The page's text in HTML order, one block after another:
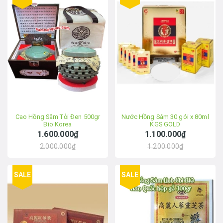
Cao Hồng Sâm Tỏi Đen 500gr
Bio Korea
1.600.000₫
2.000.000₫
Nước Hồng Sâm 30 gói x 80ml
KGS GOLD
1.100.000₫
1.200.000₫
SALE SALE